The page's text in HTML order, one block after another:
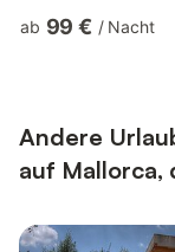
Trockner. Ein
e...
ab 99 € / Nacht
Andere
auf Mallorca,